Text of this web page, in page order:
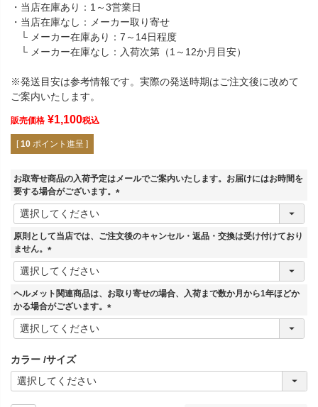
・当店在庫あり：1～3営業日
・当店在庫なし：メーカー取り寄せ
└ メーカー在庫あり：7～14日程度
└ メーカー在庫なし：入荷次第（1～12か月目安）
※発送目安は参考情報です。実際の発送時期はご注文後に改めて
ご案内いたします。
販売価格 ¥1,100税込
[ 10 ポイント進呈 ]
お取寄せ商品の入荷予定はメールでご案内いたします。お届けにはお時間を
要する場合がございます。
(
須
原則として当店では、ご注文後のキャンセル・返品・交換は受け付けており
ません。
(
必
須
)
ヘルメット関連商品は、お取り寄せの場合、入荷まで数か月から1年ほどか
かる場合がございます。
(
カラー サイズ